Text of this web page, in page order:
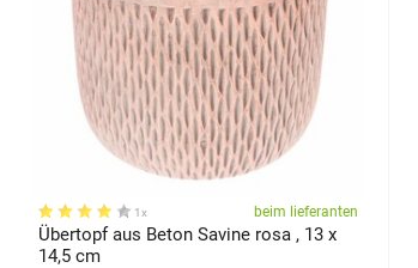
1x beim lieferanten
Übertopf aus Beton Savine rosa , 13 x
14,5 cm